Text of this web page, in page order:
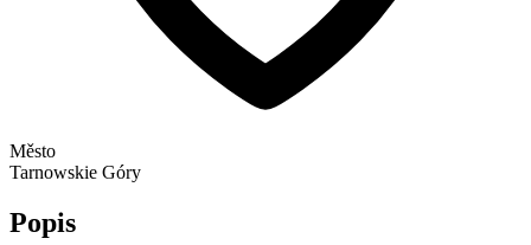
Město
Tarnowskie Góry
Popis